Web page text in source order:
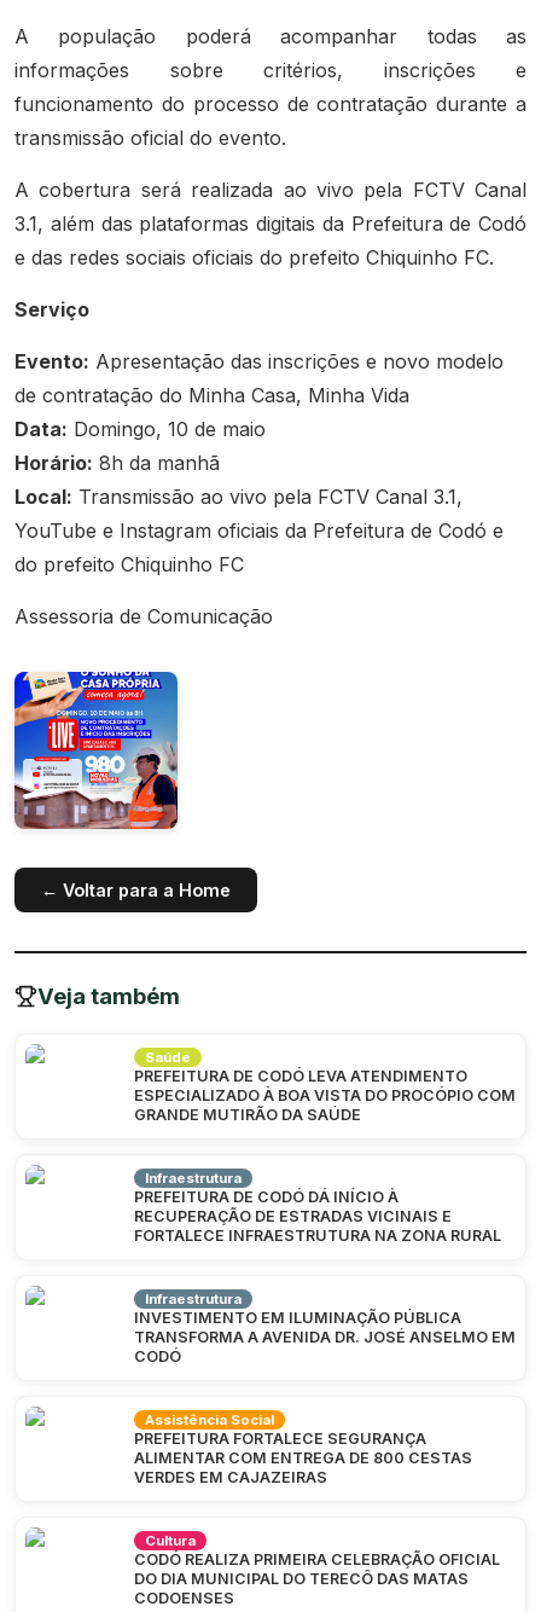
A população poderá acompanhar todas as
informações sobre critérios, inscrições e
funcionamento do processo de contratação durante a
transmissão oficial do evento.
A cobertura será realizada ao vivo pela FCTV Canal
3.1, além das plataformas digitais da Prefeitura de Codó
e das redes sociais oficiais do prefeito Chiquinho FC.
Serviço
Evento: Apresentação das inscrições e novo modelo
de contratação do Minha Casa, Minha Vida
Data: Domingo, 10 de maio
Horário: 8h da manhã
Local: Transmissão ao vivo pela FCTV Canal 3.1,
YouTube e Instagram oficiais da Prefeitura de Codó e
do prefeito Chiquinho FC
Assessoria de Comunicação
← Voltar para a Home
Veja também
Saúde
PREFEITURA DE CODÓ LEVA ATENDIMENTO
ESPECIALIZADO À BOA VISTA DO PROCÓPIO COM
GRANDE MUTIRÃO DA SAÚDE
Infraestrutura
PREFEITURA DE CODÓ DÁ INÍCIO À
RECUPERAÇÃO DE ESTRADAS VICINAIS E
FORTALECE INFRAESTRUTURA NA ZONA RURAL
Infraestrutura
INVESTIMENTO EM ILUMINAÇÃO PÚBLICA
TRANSFORMA A AVENIDA DR. JOSÉ ANSELMO EM
CODÓ
Assistência Social
PREFEITURA FORTALECE SEGURANÇA
ALIMENTAR COM ENTREGA DE 800 CESTAS
VERDES EM CAJAZEIRAS
Cultura
CODÓ REALIZA PRIMEIRA CELEBRAÇÃO OFICIAL
DO DIA MUNICIPAL DO TERECÔ DAS MATAS
CODOENSES